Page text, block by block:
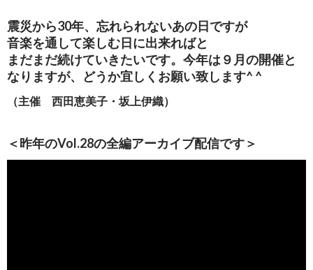
震災から30年、忘れられないあの日ですが
音楽を通して楽しむ日に出来ればと
まだまだ続けていきたいです。今年は９月の開催と
なりますが、どうか宜しくお願い致します^ ^
（主催 西田恵美子・坂上伊織）
＜昨年のVol.28の全編アーカイブ配信です＞